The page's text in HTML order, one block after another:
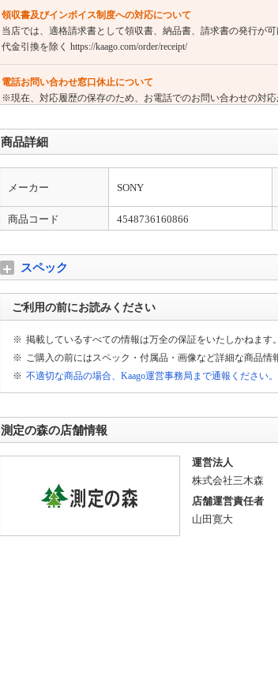
領収書及びインボイス制度への対応について
当店では、適格請求書として領収書、納品書、請求書の発行が
代金引換を除く https://kaago.com/order/receipt/
電話お問い合わせ窓口休止について
※現在、対応履歴の保存のため、お電話でのお問い合わせの対
商品詳細
メーカー SONY
商品コード
4548736160866
スペック
ご利用の前にお読みください
※ 掲載しているすべての情報は万全の保証をいたしかねます。
※ ご購入の前にはスペック・付属品・画像など詳細な商品情
※ 不適切な商品の場合、Kaago運営事務局まで通報ください。
測定の森の店舗情報
運営法人
株式会社三木森
店舗運営責任者
山田寛大